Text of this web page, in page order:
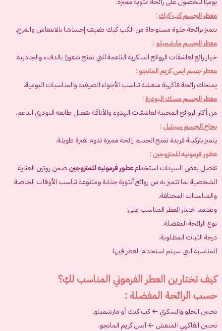
معطر الجسم كب كيك :
يتميز برائحة حلوة مستوحاة من الكب كيك تضيف إحساسًا بالانتعاش والمرح.
معطر الجسم مارشميلو :
خيار رائع لعاشقات الروائح السكرية الناعمة التي تمنح شعورًا بالدفء والجاذبية.
معطر جسم ايس كريم المانجو:
يمنحك رائحة فاكهية منعشة تناسب الأجواء الصيفية والمناسبات اليومية.
معطر الجسم مسك البودرة:
من أكثر الروائح المحببة لعاشقات الهدوء والأناقة بفضل طابعه البودري الناعم.
بخاخ الجسم سبشل:
يتميز بتركيبة فريدة تمنح الجسم رائحة مميزة تدوم لفترة طويلة.
عطور فرمونيه للمتزوجين :
تفضل بعض السيدات استخدامعطور فرمونيه للمتزوجين ضمن روتين العناية
الشخصية لما تتميز به من روائح أنثوية جذابة ومتنوعة تناسب الأوقات الخاصة
والمناسبات المختلفة.
ويعتمد اختيار العطر المناسب على:
نوع الرائحة المفضلة.
درجة الثبات المطلوبة.
المناسبة التي سيتم استخدام العطر فيها.
كيف تختارين العطر الفرموني المناسب لكِ؟
حسب الرائحة المفضلة :
تحبين الحلو والسكري ← كب كيك أو مارشميلو.
تحبين الفاكهي المنعش ← آيس كريم المانجو.